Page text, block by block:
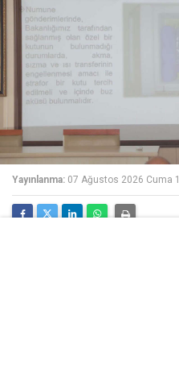
Yayınlanma: 07 Ağustos 2026 Cuma